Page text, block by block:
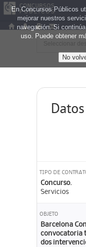
TIPO DE
Concurso.
Servicios
OBJETO
Barcelona
convocatoria
dos
En Concursos Públicos
mejorar nuestros
navegación. Si
uso. Puede obtener